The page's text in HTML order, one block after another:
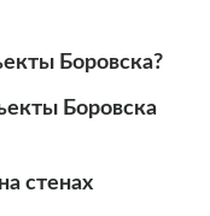
Боровска?
Боровска
стенах